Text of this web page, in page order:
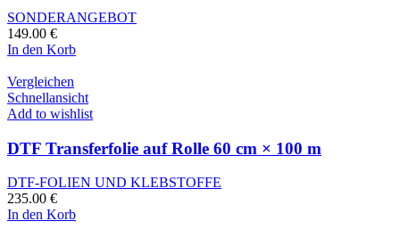
SONDERANGEBOT
149.00 €
In den Korb
Vergleichen
Schnellansicht
Add to wishlist
DTF Transferfolie auf Rolle 60 cm × 100 m
DTF-FOLIEN UND KLEBSTOFFE
235.00 €
In den Korb